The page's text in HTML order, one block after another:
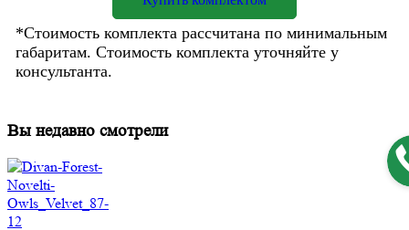
*Стоимость комплекта рассчитана по минимальным
габаритам. Стоимость комплекта уточняйте у
консультанта.
Вы недавно смотрели